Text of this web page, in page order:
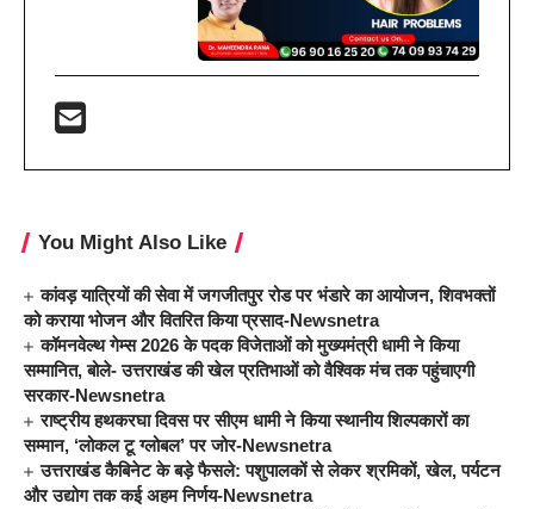
You Might Also Like
कांवड़ यात्रियों की सेवा में जगजीतपुर रोड पर भंडारे का आयोजन, शिवभक्तों
को कराया भोजन और वितरित किया प्रसाद-Newsnetra
कॉमनवेल्थ गेम्स 2026 के पदक विजेताओं को मुख्यमंत्री धामी ने किया
सम्मानित, बोले- उत्तराखंड की खेल प्रतिभाओं को वैश्विक मंच तक पहुंचाएगी
सरकार-Newsnetra
राष्ट्रीय हथकरघा दिवस पर सीएम धामी ने किया स्थानीय शिल्पकारों का
सम्मान, ‘लोकल टू ग्लोबल’ पर जोर-Newsnetra
उत्तराखंड कैबिनेट के बड़े फैसले: पशुपालकों से लेकर श्रमिकों, खेल, पर्यटन
और उद्योग तक कई अहम निर्णय-Newsnetra